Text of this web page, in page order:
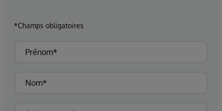
*Champs obligatoires